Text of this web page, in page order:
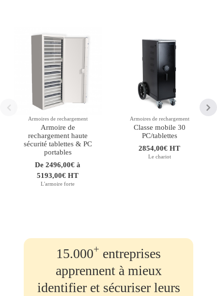
Armoires de rechargement
Armoire de
rechargement haute
sécurité tablettes & PC
portables
De 2496,00€ à
5193,00€ HT
L'armoire forte
Armoires de rechargement
Classe mobile 30
PC/tablettes
2854,00€ HT
Le chariot
15.000+ entreprises
apprennent à mieux
identifier et sécuriser leurs